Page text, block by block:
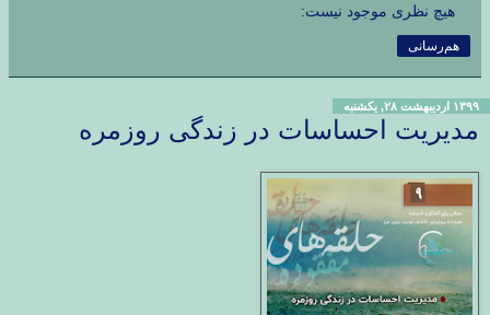
هیچ نظری موجود نیست:
هم‌رسانی
۱۳۹۹ اردیبهشت ۲۸, یکشنبه
مدیریت احساسات در زندگی روزمره